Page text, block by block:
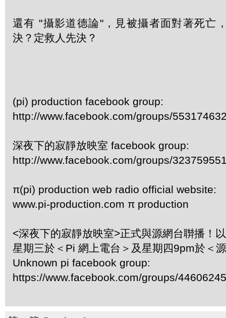
還有 "攝影道德論"，見被攝者面對著死亡
決？定救人先決？
(pi) production facebook group:
http://www.facebook.com/groups/
深夜下的寂靜放映室 facebook group:
http://www.facebook.com/groups/
π(pi) production web radio official website:
www.pi-production.com π production
<深夜下的寂靜放映室>正式與源網台聨播！
星期三於＜Pi 網上電台＞及星期四9pm於＜
Unknown pi facebook group:
https://www.facebook.com/groups/